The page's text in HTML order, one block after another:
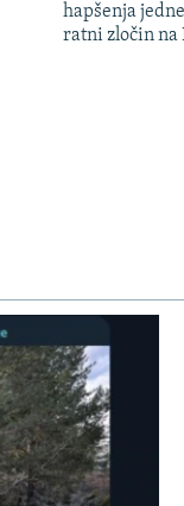
hapšenja
ratni zločin na